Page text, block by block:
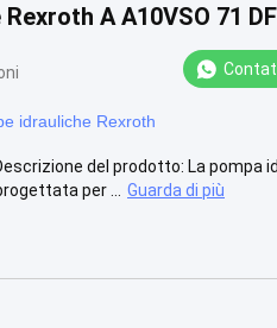
A A10VSO 71
idrauliche Rexroth
del prodotto: La pompa
per ...
Guarda di più